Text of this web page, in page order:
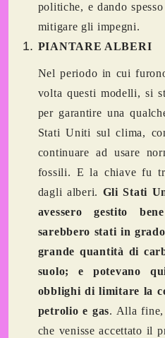
politiche, e dando
mitigare gli impegni.
PIANTARE ALBERI
Nel periodo in cui
volta questi modelli, si
per garantire una
Stati Uniti sul clima,
continuare ad usare
fossili. E la chiave fu
dagli alberi. Gli Stati
avessero gestito
sarebbero stati in
grande quantità di
suolo; e potevano
obblighi di limitare la
petrolio e gas. Alla
che venisse accettato il